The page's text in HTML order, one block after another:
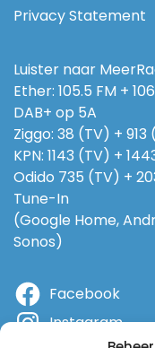
Privacy Statement
Luister naar
Ether: 105.5 FM +
DAB+ op 5A
Ziggo: 38 (TV) + 913
KPN: 1143 (TV) +
Odido 735 (TV) +
Tune-In
(Google Home,
Sonos)
Facebook
Instagram